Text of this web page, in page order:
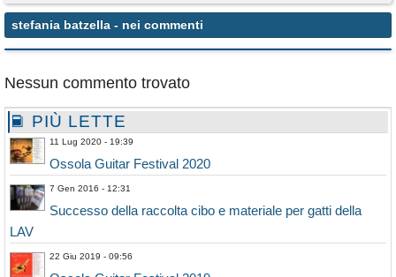
stefania batzella - nei commenti
Nessun commento trovato
PIÙ LETTE
11 Lug 2020 - 19:39
Ossola Guitar Festival 2020
7 Gen 2016 - 12:31
Successo della raccolta cibo e materiale per gatti della
LAV
22 Giu 2019 - 09:56